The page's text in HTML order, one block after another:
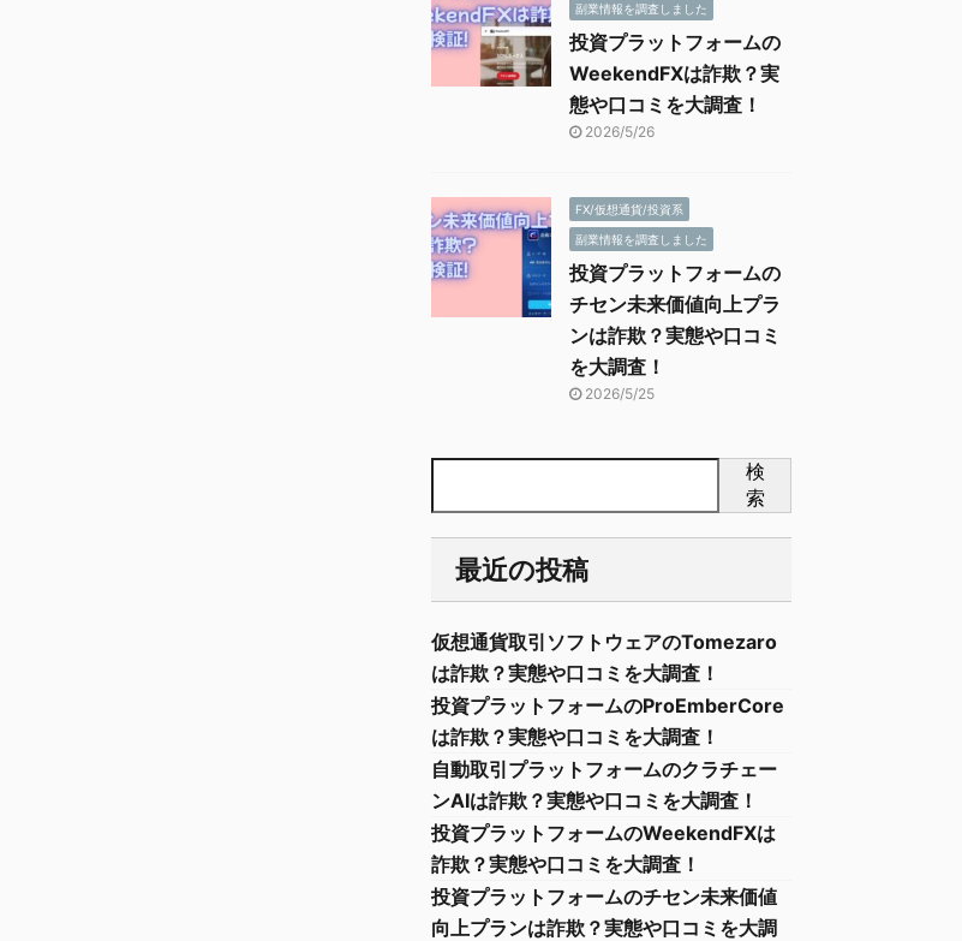
副業情報を調査しました
投資プラットフォームの
WeekendFXは詐欺？実
態や口コミを大調査！
2026/5/26
FX/仮想通貨/投資系
副業情報を調査しました
投資プラットフォームの
チセン未来価値向上プラ
ンは詐欺？実態や口コミ
を大調査！
2026/5/25
検
索
最近の投稿
仮想通貨取引ソフトウェアのTomezaro
は詐欺？実態や口コミを大調査！
投資プラットフォームのProEmberCore
は詐欺？実態や口コミを大調査！
自動取引プラットフォームのクラチェー
ンAIは詐欺？実態や口コミを大調査！
投資プラットフォームのWeekendFXは
詐欺？実態や口コミを大調査！
投資プラットフォームのチセン未来価値
向上プランは詐欺？実態や口コミを大調